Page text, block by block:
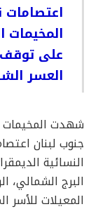
اعتصامات
المخيمات
على توقف
العسر
شهدت المخيمات
جنوب لبنان
النسائية
البرج الشمالي،
المعيلات للأسر